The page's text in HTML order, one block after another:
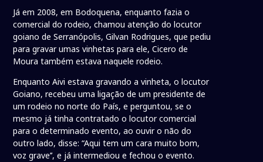
Já em 2008, em Bodoquena, enquanto fazia o
comercial do rodeio, chamou atenção do locutor
goiano de Serranópolis, Gilvan Rodrigues, que pediu
para gravar umas vinhetas para ele, Cicero de
Moura também estava naquele rodeio.
Enquanto Aivi estava gravando a vinheta, o locutor
Goiano, recebeu uma ligação de um presidente de
um rodeio no norte do País, e perguntou, se o
mesmo já tinha contratado o locutor comercial
para o determinado evento, ao ouvir o não do
outro lado, disse: “Aqui tem um cara muito bom,
voz grave’’, e já intermediou e fechou o evento.